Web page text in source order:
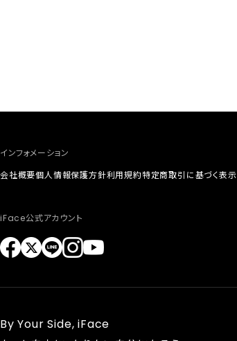
インフォメーション
会社概要個人情報保護方針利用規約特定商取引に基づく表示
iFace公式アカウント
By Your Side, iFace